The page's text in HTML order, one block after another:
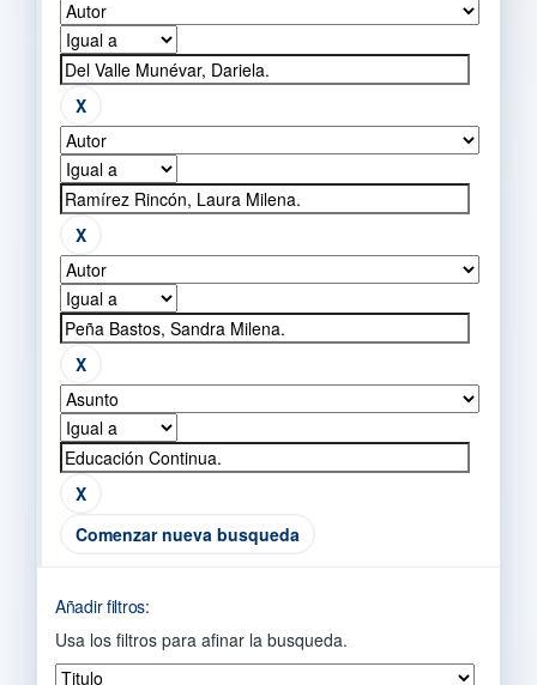
Comenzar nueva busqueda
Añadir filtros:
Usa los filtros para afinar la busqueda.